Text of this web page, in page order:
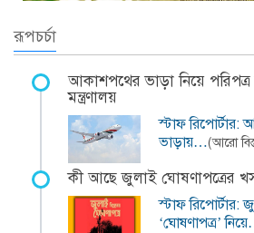
রূপচর্চা
আকাশপথের ভাড়া নিয়ে পরিপত্র
মন্ত্রণালয়
স্টাফ রিপোর্টার:
ভাড়ায়…(আরো
কী আছে জুলাই ঘোষণাপত্রের
স্টাফ রিপোর্টার:
‘ঘোষণাপত্র’